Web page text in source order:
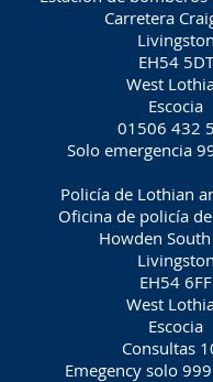
Carretera
Livingston
EH54 5DT
West
Escocia
01506 432
Solo emergencia
Policía de Lothian
Oficina de policía
Howden South
Livingston
EH54 6FF
West
Escocia
Consultas
Emegency solo 999